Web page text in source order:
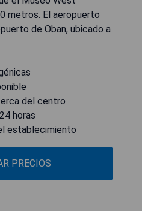
metros. El aeropuerto
de Oban, ubicado a
del centro
horas
establecimiento
PRECIOS